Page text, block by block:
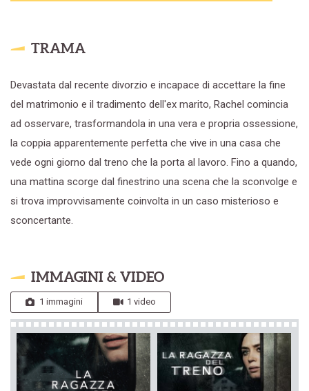
TRAMA
Devastata dal recente divorzio e incapace di accettare la fine
del matrimonio e il tradimento dell'ex marito, Rachel comincia
ad osservare, trasformandola in una vera e propria ossessione,
la coppia apparentemente perfetta che vive in una casa che
vede ogni giorno dal treno che la porta al lavoro. Fino a quando,
una mattina scorge dal finestrino una scena che la sconvolge e
si trova improvvisamente coinvolta in un caso misterioso e
sconcertante.
IMMAGINI & VIDEO
1 immagini 1 video